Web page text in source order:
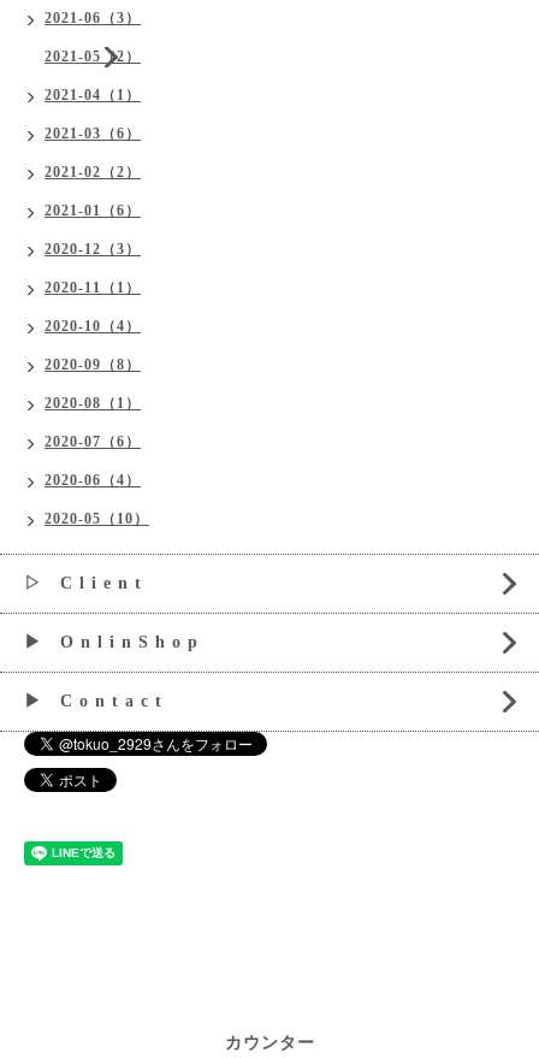
2021-06（3）
2021-05（2）
2021-04（1）
2021-03（6）
2021-02（2）
2021-01（6）
2020-12（3）
2020-11（1）
2020-10（4）
2020-09（8）
2020-08（1）
2020-07（6）
2020-06（4）
2020-05（10）
▷ C l i e n t
▶ O n l i n S h o p
▶ C o n t a c t
カウンター